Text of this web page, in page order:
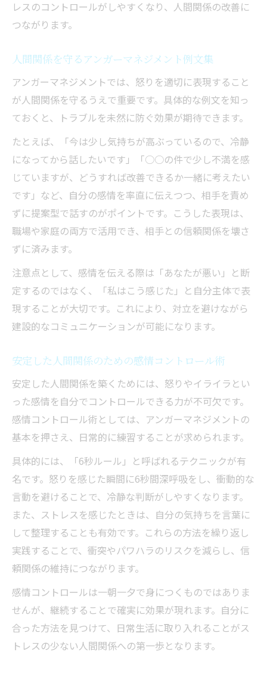
人間関係向上のためのアンガーマネジメン
ト本活用法
レスのコントロールがしやすくなり、人間関係の改善に
つながります。
人間関係を守るアンガーマネジメント例文集
アンガーマネジメントでは、怒りを適切に表現すること
が人間関係を守るうえで重要です。具体的な例文を知っ
ておくと、トラブルを未然に防ぐ効果が期待できます。
たとえば、「今は少し気持ちが高ぶっているので、冷静
になってから話したいです」「○○の件で少し不満を感
じていますが、どうすれば改善できるか一緒に考えたい
です」など、自分の感情を率直に伝えつつ、相手を責め
ずに提案型で話すのがポイントです。こうした表現は、
職場や家庭の両方で活用でき、相手との信頼関係を壊さ
ずに済みます。
注意点として、感情を伝える際は「あなたが悪い」と断
定するのではなく、「私はこう感じた」と自分主体で表
現することが大切です。これにより、対立を避けながら
建設的なコミュニケーションが可能になります。
安定した人間関係のための感情コントロール術
安定した人間関係を築くためには、怒りやイライラとい
った感情を自分でコントロールできる力が不可欠です。
感情コントロール術としては、アンガーマネジメントの
基本を押さえ、日常的に練習することが求められます。
具体的には、「6秒ルール」と呼ばれるテクニックが有
名です。怒りを感じた瞬間に6秒間深呼吸をし、衝動的な
言動を避けることで、冷静な判断がしやすくなります。
また、ストレスを感じたときは、自分の気持ちを言葉に
して整理することも有効です。これらの方法を繰り返し
実践することで、衝突やパワハラのリスクを減らし、信
頼関係の維持につながります。
感情コントロールは一朝一夕で身につくものではありま
せんが、継続することで確実に効果が現れます。自分に
合った方法を見つけて、日常生活に取り入れることがス
トレスの少ない人間関係への第一歩となります。